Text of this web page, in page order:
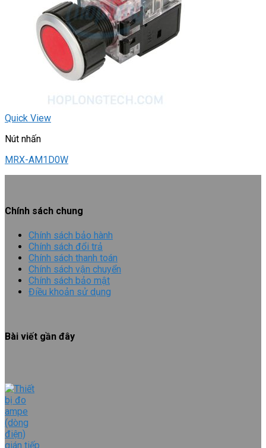
Quick View
Nút nhấn
MRX-AM1D0W
Chính sách chung
Chính sách bảo hành
Chính sách đổi trả
Chính sách thanh toán
Chính sách vận chuyển
Chính sách bảo mật
Điều khoản sử dụng
Bài viết gần đây